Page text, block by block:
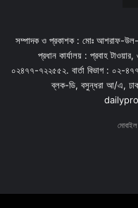
সম্পাদক ও প্রকাশক : মোঃ আশরাফ-উল-
প্রধান কার্যালয় : প্রবাহ
০২৪৭৭-৭২২৫৫২. বার্তা বিভাগ : ০২-
ব্লক-ডি, বসুন্ধরা আ/এ,